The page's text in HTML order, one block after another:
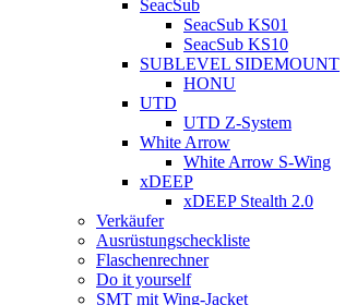
SeacSub
SeacSub KS01
SeacSub KS10
SUBLEVEL SIDEMOUNT
HONU
UTD
UTD Z-System
White Arrow
White Arrow S-Wing
xDEEP
xDEEP Stealth 2.0
Verkäufer
Ausrüstungscheckliste
Flaschenrechner
Do it yourself
SMT mit Wing-Jacket